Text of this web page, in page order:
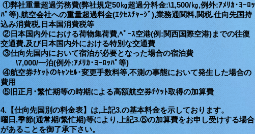
①弊社重量超過労務費(弊社規定50㎏超過分料金:\1,500/㎏,例外:ｱﾒﾘｶ･ﾖｰﾛｯ
ﾊﾟ等),航空会社への重量超過料金(ｴｸｾｽﾁｬｰｼﾞ),業務通関料,関税,仕向先国持
込み消費税,日本国消費税等
②日本国内外における荷物集荷費,ﾍﾞｰｽ空港(例:関西国際空港)までの往復
交通費,及び日本国内外における特別な交通費
③仕向先国内において宿泊が必要となった場合の宿泊費
\7,000/一泊(例外:ｱﾒﾘｶ･ﾖｰﾛｯﾊﾟ等)
④航空券ﾁｹｯﾄのｷｬﾝｾﾙ･変更手数料等,不測の事態において発生した場合の
費用
⑤旧正月･繁忙期等の時期による高額航空券ﾁｹｯﾄ取得の加算費
4.【仕向先国別の料金表】は,上記3.の基本料金を示しております。
曜日,季節(通常期/繁忙期)等により,上記3.⑤の加算費をお申し受けする場合
があることを御了承下さい。